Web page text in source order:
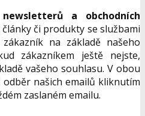
a obchodních
či produkty se službami
na základě našeho
zákazníkem ještě nejste,
vašeho souhlasu. V obou
našich emailů kliknutím
zaslaném emailu.